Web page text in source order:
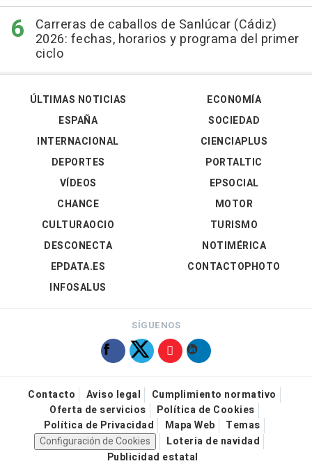
Carreras de caballos de Sanlúcar (Cádiz)
2026: fechas, horarios y programa del primer
ciclo
ÚLTIMAS NOTICIAS
ESPAÑA
INTERNACIONAL
DEPORTES
VÍDEOS
ECONOMÍA
SOCIEDAD
CIENCIAPLUS
PORTALTIC
EPSOCIAL
CHANCE
CULTURAOCIO
DESCONECTA
EPDATA.ES
INFOSALUS
MOTOR
TURISMO
NOTIMÉRICA
CONTACTOPHOTO
SÍGUENOS
Contacto Aviso legal
Cumplimiento normativo
Oferta de servicios
Política de Cookies
Política de Privacidad
Mapa Web
Temas
Configuración de Cookies
Loteria de navidad
Publicidad estatal